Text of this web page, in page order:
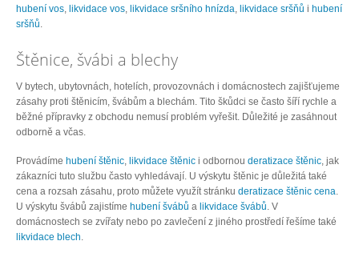
hubení vos, likvidace vos, likvidace sršního hnízda, likvidace sršňů i hubení
sršňů.
Štěnice, švábi a blechy
V bytech, ubytovnách, hotelích, provozovnách i domácnostech zajišťujeme
zásahy proti štěnicím, švábům a blechám. Tito škůdci se často šíří rychle a
běžné přípravky z obchodu nemusí problém vyřešit. Důležité je zasáhnout
odborně a včas.
Provádíme hubení štěnic, likvidace štěnic i odbornou deratizace štěnic, jak
zákazníci tuto službu často vyhledávají. U výskytu štěnic je důležitá také
cena a rozsah zásahu, proto můžete využít stránku deratizace štěnic cena.
U výskytu švábů zajistíme hubení švábů a likvidace švábů. V
domácnostech se zvířaty nebo po zavlečení z jiného prostředí řešíme také
likvidace blech.